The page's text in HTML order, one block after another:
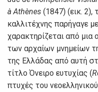
à Athènes (1847) (εικ. 2),
καλλιτέχνης παρήγαγε
χαρακτηρίζεται από μια
των αρχαίων μνημείων
της Ελλάδας από αυτή
τίτλο Όνειρο ευτυχίας (
πτυχές του